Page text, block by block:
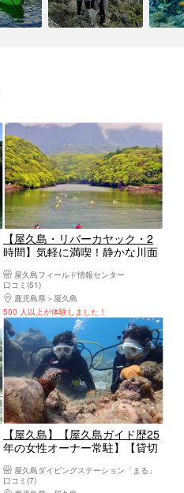
【屋久島・リバーカヤック・2
時間】気軽に満喫！静かな川面
ヤック・ショートプラン
屋久島フィールド情報センター
口コミ(51)
鹿児島県
屋久島
500 人以上が体験しました！
【屋久島】【屋久島ガイド歴25
年の女性オーナー常駐】【貸切
れのご家族歓迎！】【初心者で
も安心！】【体験ダイビング】
屋久島ダイビングステーション「まる」
口コミ(7)